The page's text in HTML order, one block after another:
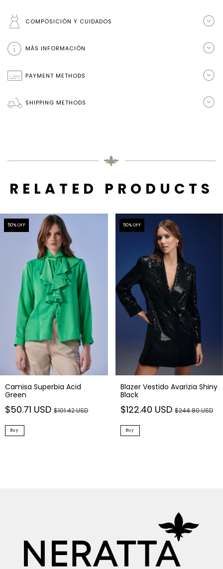
COMPOSICIÓN Y CUIDADOS
MÁS INFORMACIÓN
PAYMENT METHODS
SHIPPING METHODS
RELATED PRODUCTS
50% OFF
Camisa Superbia Acid
Green
$50.71 USD $101.42 USD
Buy
50% OFF
Blazer Vestido Avarizia Shiny
Black
$122.40 USD$244.80 USD
Buy